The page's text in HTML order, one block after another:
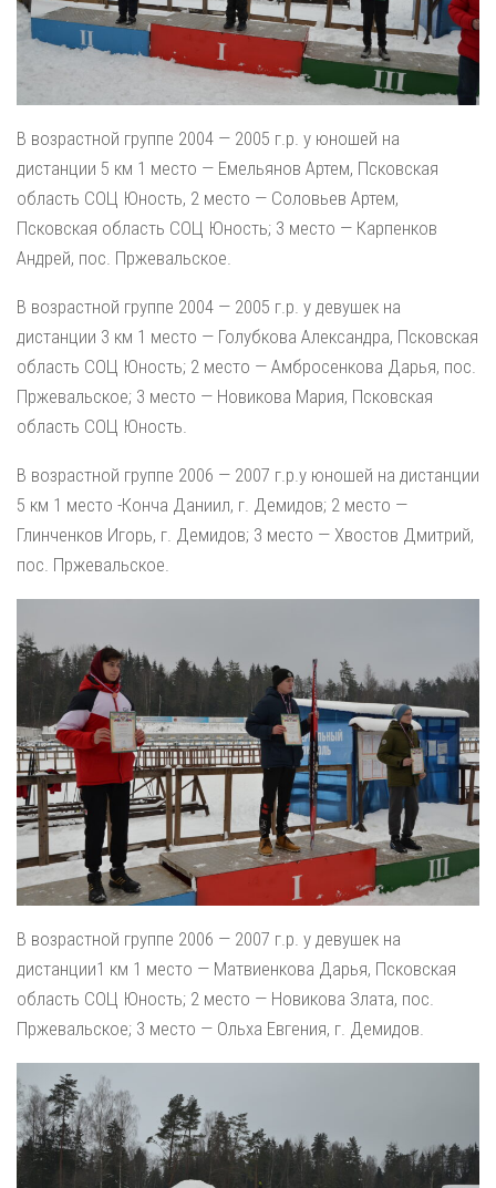
В возрастной группе 2004 — 2005 г.р. у юношей на
дистанции 5 км 1 место — Емельянов Артем, Псковская
область СОЦ Юность, 2 место — Соловьев Артем,
Псковская область СОЦ Юность; 3 место — Карпенков
Андрей, пос. Пржевальское.
В возрастной группе 2004 — 2005 г.р. у девушек на
дистанции 3 км 1 место — Голубкова Александра, Псковская
область СОЦ Юность; 2 место — Амбросенкова Дарья, пос.
Пржевальское; 3 место — Новикова Мария, Псковская
область СОЦ Юность.
В возрастной группе 2006 — 2007 г.р.у юношей на дистанции
5 км 1 место -Конча Даниил, г. Демидов; 2 место —
Глинченков Игорь, г. Демидов; 3 место — Хвостов Дмитрий,
пос. Пржевальское.
В возрастной группе 2006 — 2007 г.р. у девушек на
дистанции1 км 1 место — Матвиенкова Дарья, Псковская
область СОЦ Юность; 2 место — Новикова Злата, пос.
Пржевальское; 3 место — Ольха Евгения, г. Демидов.